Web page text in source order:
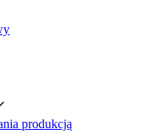
produkcją